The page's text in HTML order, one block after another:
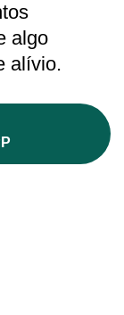
algo
alívio.